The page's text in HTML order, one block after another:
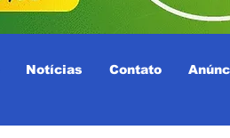
Notícias Contato